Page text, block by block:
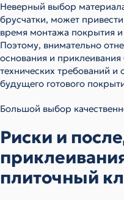
Неверный выбор
брусчатки, может
время монтажа покрытия и
Поэтому, внимательно
основания и
технических требований и
будущего готового
Большой выбор
Риски и
плиточный